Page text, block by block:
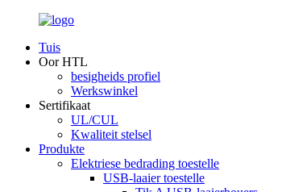
Tuis
Oor HTL
besigheids profiel
Werkswinkel
Sertifikaat
UL/CUL
Kwaliteit stelsel
Produkte
Elektriese bedrading toestelle
USB-laaier toestelle